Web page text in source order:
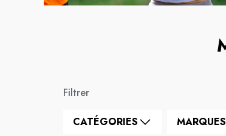
Filtrer
CATÉGORIES MARQUES